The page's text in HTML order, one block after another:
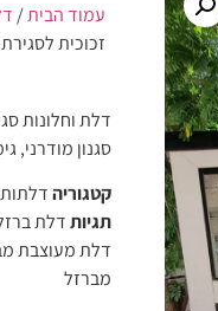
עמוד הבית/
זכוכית
דלת וחלונות
סגנון מודרני,
קטגוריה
תגיות דלת
דלת מעוצבת
מברזל